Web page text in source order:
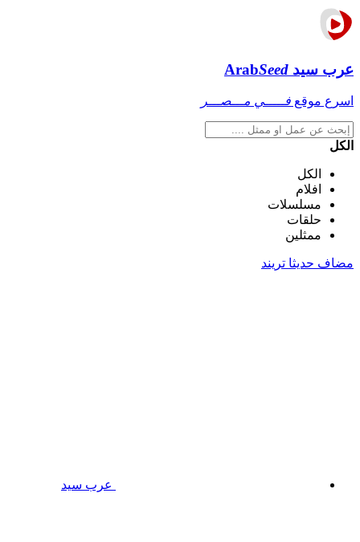
عرب سيد ArabSeed
اسرع موقع فـــــي مـــصـــر
الكل
الكل
افلام
مسلسلات
حلقات
ممثلين
مضاف حديثا تريند
عرب سيد